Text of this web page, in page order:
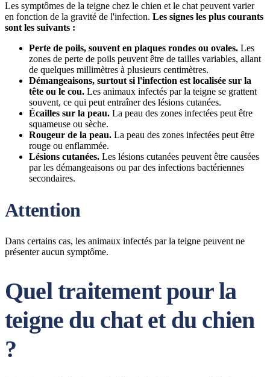
Les symptômes de la teigne chez le chien et le chat peuvent varier
en fonction de la gravité de l'infection. Les signes les plus courants
sont les suivants :
Perte de poils, souvent en plaques rondes ou ovales. Les
zones de perte de poils peuvent être de tailles variables, allant
de quelques millimètres à plusieurs centimètres.
Démangeaisons, surtout si l'infection est localisée sur la
tête ou le cou. Les animaux infectés par la teigne se grattent
souvent, ce qui peut entraîner des lésions cutanées.
Écailles sur la peau. La peau des zones infectées peut être
squameuse ou sèche.
Rougeur de la peau. La peau des zones infectées peut être
rouge ou enflammée.
Lésions cutanées. Les lésions cutanées peuvent être causées
par les démangeaisons ou par des infections bactériennes
secondaires.
Attention
Dans certains cas, les animaux infectés par la teigne peuvent ne
présenter aucun symptôme.
Quel traitement pour la
teigne du chat et du chien
?